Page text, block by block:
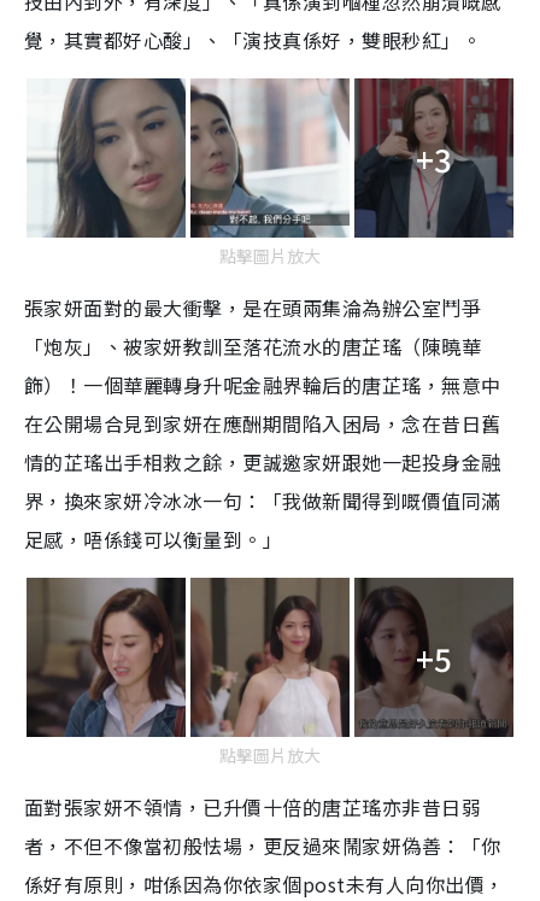
覺，其實都好心酸」、「演技真係好，雙眼秒紅」。
+3
點擊圖片放大
張家妍面對的最大衝擊，是在頭兩集淪為辦公室鬥爭
「炮灰」、被家妍教訓至落花流水的唐芷瑤（陳曉華
飾）！一個華麗轉身升呢金融界輪后的唐芷瑤，無意中
在公開場合見到家妍在應酬期間陷入困局，念在昔日舊
情的芷瑤出手相救之餘，更誠邀家妍跟她一起投身金融
界，換來家妍冷冰冰一句：「我做新聞得到嘅價值同滿
足感，唔係錢可以衡量到。」
+5
點擊圖片放大
面對張家妍不領情，已升價十倍的唐芷瑤亦非昔日弱
者，不但不像當初般怯場，更反過來鬧家妍偽善：「你
係好有原則，咁係因為你依家個post未有人向你出價，